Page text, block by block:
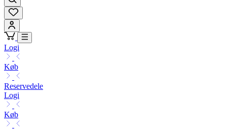
Logi
Køb
Reservedele
Logi
Køb